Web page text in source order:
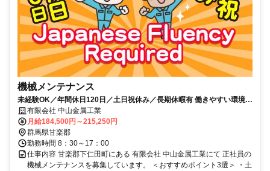
機械メンテナンス
未経験OK／年間休日120日／土日祝休み／長期休暇有 働きやすい環境が
整った当社で働いてみませんか？
有限会社 中山金属工業
月給184,500円～215,250円
群馬県甘楽郡
勤務時間 8：30～17：00
仕事内容 甘楽郡下仁田町にある 有限会社 中山金属工業にて 正社員の
機械メンテナンスを募集しています。 ＜おすすめポイント3選＞ ・土